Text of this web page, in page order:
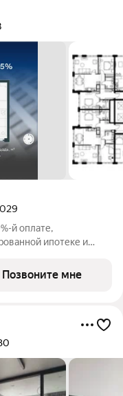
й оплате,
ипотеке и
В северной
Позвоните мне